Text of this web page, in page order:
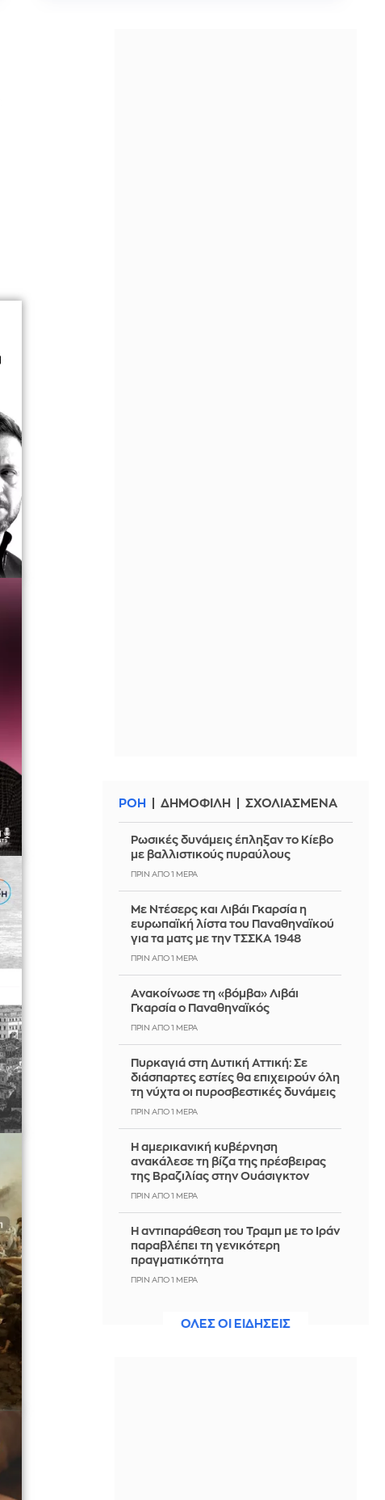
ΡΟΗ ΔΗΜΟΦΙΛΗ ΣΧΟΛΙΑΣΜΕΝΑ
Ρωσικές δυνάμεις έπληξαν το Κίεβο
με βαλλιστικούς πυραύλους
ΠΡΙΝ ΑΠΌ 1 ΜΈΡΑ
Με Ντέσερς και Λιβάι Γκαρσία η
ευρωπαϊκή λίστα του Παναθηναϊκού
για τα ματς με την ΤΣΣΚΑ 1948
ΠΡΙΝ ΑΠΌ 1 ΜΈΡΑ
Ανακοίνωσε τη «βόμβα» Λιβάι
Γκαρσία ο Παναθηναϊκός
ΠΡΙΝ ΑΠΌ 1 ΜΈΡΑ
Πυρκαγιά στη Δυτική Αττική: Σε
διάσπαρτες εστίες θα επιχειρούν όλη
τη νύχτα οι πυροσβεστικές δυνάμεις
ΠΡΙΝ ΑΠΌ 1 ΜΈΡΑ
Η αμερικανική κυβέρνηση
ανακάλεσε τη βίζα της πρέσβειρας
της Βραζιλίας στην Ουάσιγκτον
ΠΡΙΝ ΑΠΌ 1 ΜΈΡΑ
Η αντιπαράθεση του Τραμπ με το Ιράν
παραβλέπει τη γενικότερη
πραγματικότητα
ΠΡΙΝ ΑΠΌ 1 ΜΈΡΑ
καλωδίου ηλεκτροδότησης προήλθε
ΟΛΕΣ ΟΙ ΕΙΔΗΣΕΙΣ